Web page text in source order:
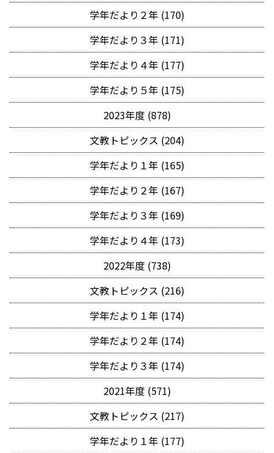
学年だより２年 (170)
学年だより３年 (171)
学年だより４年 (177)
学年だより５年 (175)
2023年度 (878)
文教トピックス (204)
学年だより１年 (165)
学年だより２年 (167)
学年だより３年 (169)
学年だより４年 (173)
2022年度 (738)
文教トピックス (216)
学年だより１年 (174)
学年だより２年 (174)
学年だより３年 (174)
2021年度 (571)
文教トピックス (217)
学年だより１年 (177)